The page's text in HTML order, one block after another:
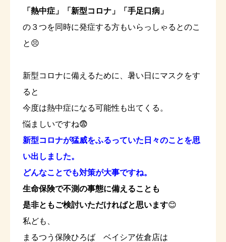
「熱中症」「新型コロナ」「手足口病」
の３つを同時に発症する方もいらっしゃるとのこ
と😣
新型コロナに備えるために、暑い日にマスクをす
ると
今度は熱中症になる可能性も出てくる。
悩ましいですね😨
新型コロナが猛威をふるっていた日々のことを思
い出しました。
どんなことでも対策が大事ですね。
生命保険で不測の事態に備えることも
是非ともご検討いただければと思います😊
私ども、
まるつう保険ひろば ベイシア佐倉店は